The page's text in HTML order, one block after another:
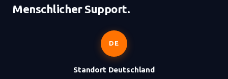
Menschlicher Support.
DE
Standort Deutschland